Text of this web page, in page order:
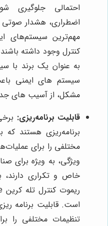
احتمالی جلوگیری
اضطراری، هشدار صوتی
مهم‌ترین سیستم‌های
کنترل وجود داشته
به عنوان یک برند با
سیستم های ایمنی
مشکل، از آسیب های
قابلیت برنامه‌ریزی:
برنامه‌ریزی هستند که
مختلفی را برای
ویژگی، به ویژه برای
خاص و تکراری
است. قابلیت برنامه
تنظیمات مختلفی را